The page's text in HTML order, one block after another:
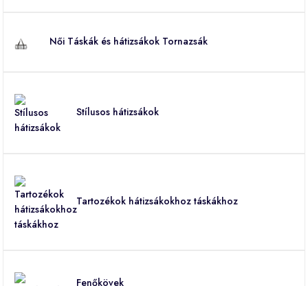
Női Táskák és hátizsákok Tornazsák
Stílusos hátizsákok
Tartozékok hátizsákokhoz táskákhoz
Fenőkövek